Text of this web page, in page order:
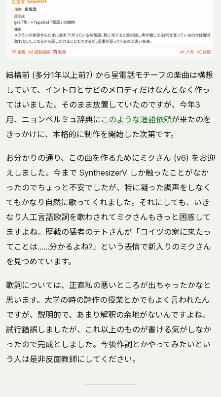
結構前 (多分1年以上前?) から星電話モチーフの楽曲は構想
していて、イントロとサビのメロディだけなんとなく作っ
てはいました。そのまま放置していたのですが、今年3
月、ニョンペルミュ辞典に このような造語依頼が来たのを
きっかけに、本格的に制作を開始した次第です。
お分かりの通り、この曲を作るためにミクさん (v6) をお迎
えしました。今まで SynthesizerV しか触ったことがなか
ったのでちょっと不安でしたが、特に凝った調声をしなく
てもかなり自然に歌ってくれました。それにしても、いき
なり人工言語歌詞を歌わされてミクさんもきっと困惑して
ますよね。歴戦の猛者のテトさんが「コイツの家に来たっ
てことは……分かるよね?」という表情で新入りのミクさん
を見つめています。
歌詞については、正直私の悪いところが出ちゃったかなと
思います。大学の時の詩作の授業とかでもよく言われたん
ですが、説明的で、あまり解釈の余地がないんですよね。
試行錯誤しましたが、これ以上のものが書ける気がしなか
ったので完成としました。今後作詞とかやってみたいとい
う人は是非反面教師にしてください。